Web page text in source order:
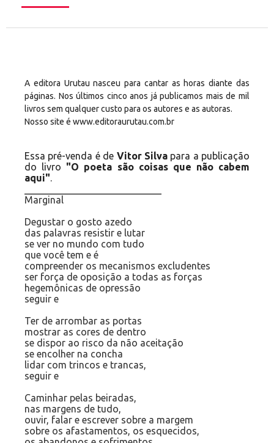
A editora Urutau nasceu para cantar as horas diante das
páginas. Nos últimos cinco anos já publicamos mais de mil
livros sem qualquer custo para os autores e as autoras.
Nosso site é www.editoraurutau.com.br
Essa pré-venda é de Vitor Silva para a publicação
do livro "O poeta são coisas que não cabem
aqui".
Marginal
Degustar o gosto azedo
das palavras resistir e lutar
se ver no mundo com tudo
que você tem e é
compreender os mecanismos excludentes
ser força de oposição a todas as forças
hegemônicas de opressão
seguir e
Ter de arrombar as portas
mostrar as cores de dentro
se dispor ao risco da não aceitação
se encolher na concha
lidar com trincos e trancas,
seguir e
Caminhar pelas beiradas,
nas margens de tudo,
ouvir, falar e escrever sobre a margem
sobre os afastamentos, os esquecidos,